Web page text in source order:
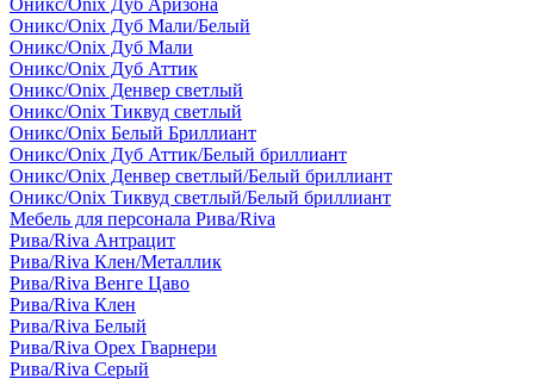
Оникс/Onix Дуб Аризона
Оникс/Onix Дуб Мали/Белый
Оникс/Onix Дуб Мали
Оникс/Onix Дуб Аттик
Оникс/Onix Денвер светлый
Оникс/Onix Тиквуд светлый
Оникс/Onix Белый Бриллиант
Оникс/Onix Дуб Аттик/Белый бриллиант
Оникс/Onix Денвер светлый/Белый бриллиант
Оникс/Onix Тиквуд светлый/Белый бриллиант
Мебель для персонала Рива/Riva
Рива/Riva Антрацит
Рива/Riva Клен/Металлик
Рива/Riva Венге Цаво
Рива/Riva Клен
Рива/Riva Белый
Рива/Riva Орех Гварнери
Рива/Riva Серый